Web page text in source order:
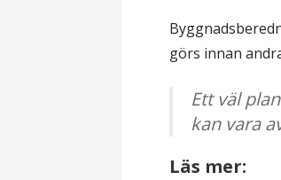
görs innan
Ett väl
kan vara
Läs mer: